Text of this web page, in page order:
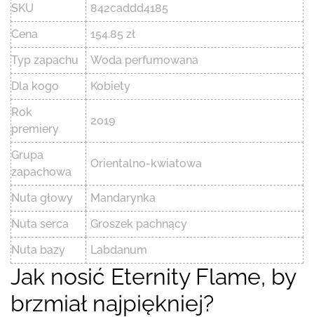
SKU
842caddd4185
Cena
154.85 zł
Typ zapachu
Woda perfumowana
Dla kogo
Kobiety
Rok
premiery
2019
Grupa
zapachowa
Orientalno-kwiatowa
Nuta głowy
Mandarynka
Nuta serca
Groszek pachnący
Nuta bazy
Labdanum
Jak nosić Eternity Flame, by
brzmiał najpiękniej?